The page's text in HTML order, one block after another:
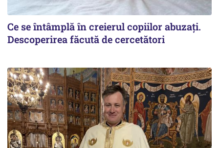
Ce se întâmplă în creierul copiilor abuzați.
Descoperirea făcută de cercetători